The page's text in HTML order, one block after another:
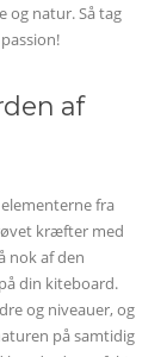
og natur. Så tag
af
fra
kræfter med
nok af den
din kiteboard.
og niveauer, og
på samtidig